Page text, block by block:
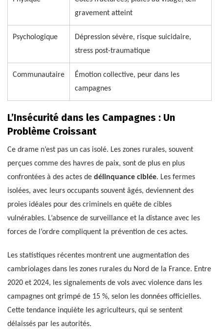
gravement atteint
Psychologique
Dépression sévère, risque suicidaire,
stress post-traumatique
Communautaire
Émotion collective, peur dans les
campagnes
L’Insécurité dans les Campagnes : Un
Problème Croissant
Ce drame n’est pas un cas isolé. Les zones rurales, souvent
perçues comme des havres de paix, sont de plus en plus
confrontées à des actes de délinquance ciblée. Les fermes
isolées, avec leurs occupants souvent âgés, deviennent des
proies idéales pour des criminels en quête de cibles
vulnérables. L’absence de surveillance et la distance avec les
forces de l’ordre compliquent la prévention de ces actes.
Les statistiques récentes montrent une augmentation des
cambriolages dans les zones rurales du Nord de la France. Entre
2020 et 2024, les signalements de vols avec violence dans les
campagnes ont grimpé de 15 %, selon les données officielles.
Cette tendance inquiète les agriculteurs, qui se sentent
délaissés par les autorités.